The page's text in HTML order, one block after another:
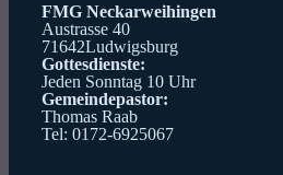
FMG Neckarweihingen
Austrasse 40
71642Ludwigsburg
Gottesdienste:
Jeden Sonntag 10 Uhr
Gemeindepastor:
Thomas Raab
Tel: 0172-6925067